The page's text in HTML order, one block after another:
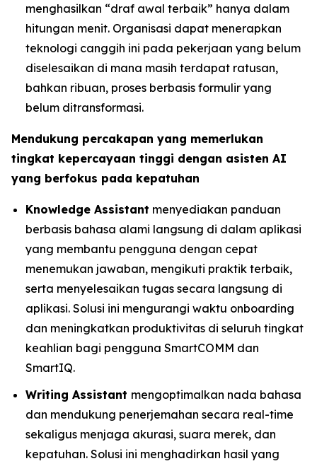
menghasilkan “draf awal terbaik” hanya dalam
hitungan menit. Organisasi dapat menerapkan
teknologi canggih ini pada pekerjaan yang belum
diselesaikan di mana masih terdapat ratusan,
bahkan ribuan, proses berbasis formulir yang
belum ditransformasi.
Mendukung percakapan yang memerlukan
tingkat kepercayaan tinggi dengan asisten AI
yang berfokus pada kepatuhan
Knowledge Assistant menyediakan panduan
berbasis bahasa alami langsung di dalam aplikasi
yang membantu pengguna dengan cepat
menemukan jawaban, mengikuti praktik terbaik,
serta menyelesaikan tugas secara langsung di
aplikasi. Solusi ini mengurangi waktu onboarding
dan meningkatkan produktivitas di seluruh tingkat
keahlian bagi pengguna SmartCOMM dan
SmartIQ.
Writing Assistant mengoptimalkan nada bahasa
dan mendukung penerjemahan secara real-time
sekaligus menjaga akurasi, suara merek, dan
kepatuhan. Solusi ini menghadirkan hasil yang